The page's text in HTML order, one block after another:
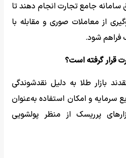
سامانه جامع تجارت انجام دهند تا
از معاملات صوری و مقابله با
فراهم شود.
قرار گرفته است؟
بازار طلا به دلیل نقدشوندگی
سرمایه و امکان استفاده به‌عنوان
پرریسک از منظر پولشویی